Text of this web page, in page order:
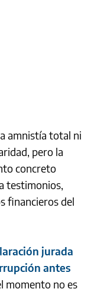
amnistía total ni
pero la
concreto
testimonios,
financieros del
jurada
antes
momento no es